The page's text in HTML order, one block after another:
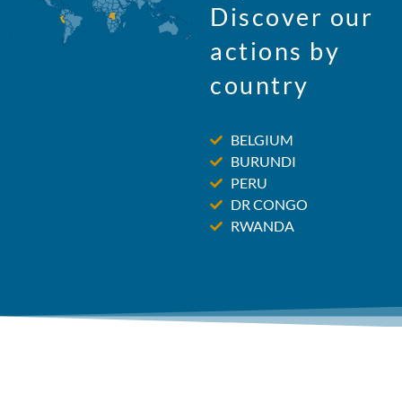
Discover our
actions by
country
BELGIUM
BURUNDI
PERU
DR CONGO
RWANDA